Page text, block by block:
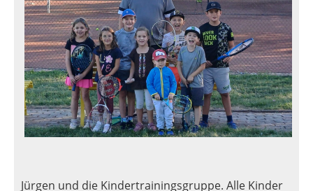
Jürgen und die Kindertrainingsgruppe. Alle Kinder